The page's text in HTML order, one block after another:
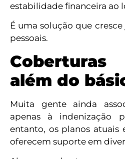
estabilidade financeira ao
É uma solução que
pessoais.
além do
Muita gente ainda
apenas à indenização
entanto, os planos atuais
oferecem suporte em